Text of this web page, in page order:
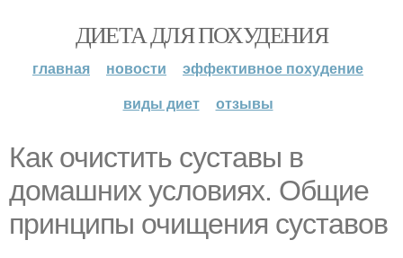
ДИЕТА ДЛЯ ПОХУДЕНИЯ
главная новости
эффективное похудение
виды диет
отзывы
Как очистить суставы в
домашних условиях. Общие
принципы очищения суставов